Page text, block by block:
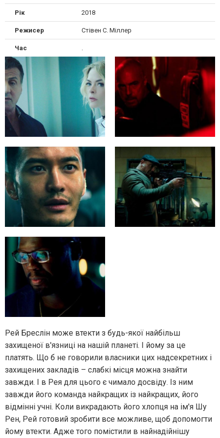
Рік 2018
Режисер Стівен С. Міллер
Час
Рей Бреслін може втекти з будь-якої найбільш
захищеної в'язниці на нашій планеті. І йому за це
платять. Що б не говорили власники цих надсекретних і
захищених закладів – слабкі місця можна знайти
завжди. І в Рея для цього є чимало досвіду. Із ним
завжди його команда найкращих із найкращих, його
відмінні учні. Коли викрадають його хлопця на ім'я Шу
Рен, Рей готовий зробити все можливе, щоб допомогти
йому втекти. Адже того помістили в найнадійнішу